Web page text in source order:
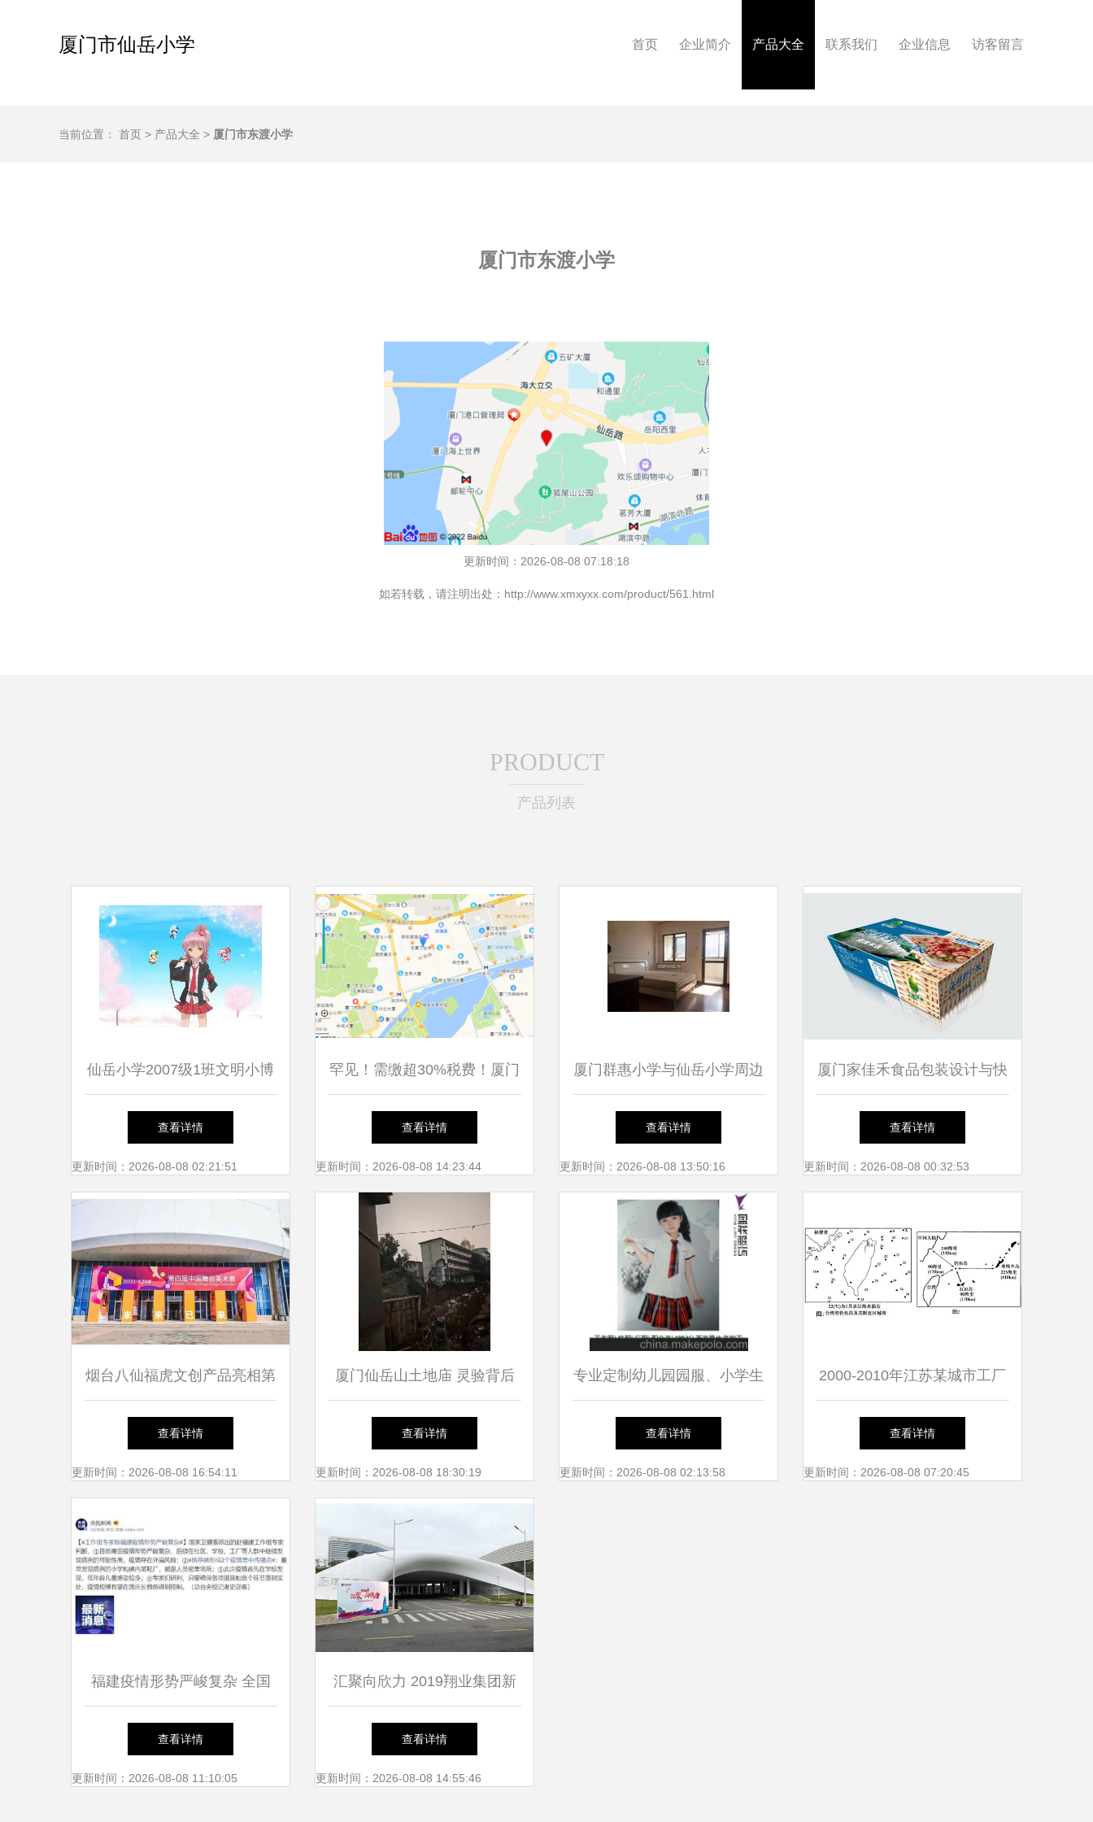
厦门市仙岳小学 首页 企业简介 产品大全 联系我们 企业信息 访客留言
当前位置： 首页 > 产品大全 > 厦门市东渡小学
厦门市东渡小学
更新时间：2026-08-08 07:18:18
如若转载，请注明出处：http://www.xmxyxx.com/product/561.html
PRODUCT
产品列表
仙岳小学2007级1班文明小博
客——班级圈圈，厦门网校园
风采
查看详情
更新时间：2026-08-08 02:21:51
罕见！需缴超30%税费！厦门
某开发商预售新房被法拍，能
捡漏吗？
查看详情
更新时间：2026-08-08 14:23:44
厦门群惠小学与仙岳小学周边
租房指南
查看详情
更新时间：2026-08-08 13:50:16
厦门家佳禾食品包装设计与快
消品营销策划的创新融合
查看详情
更新时间：2026-08-08 00:32:53
烟台八仙福虎文创产品亮相第
四届中国舞台美术展，厦门市
仙岳小学参与互动
查看详情
更新时间：2026-08-08 16:54:11
厦门仙岳山土地庙 灵验背后
的香火与祈愿
查看详情
更新时间：2026-08-08 18:30:19
专业定制幼儿园园服、小学生
校服与表演服装——厦门盈联
服饰，服务厦门市仙岳小学
查看详情
更新时间：2026-08-08 02:13:58
2000-2010年江苏某城市工厂
数量空间变化分析
查看详情
更新时间：2026-08-08 07:20:45
福建疫情形势严峻复杂 全国
新增49例，厦门仙岳小学受关
注
查看详情
更新时间：2026-08-08 11:10:05
汇聚向欣力 2019翔业集团新
春欢乐夜厦门主会场玩转攻略
查看详情
更新时间：2026-08-08 14:55:46